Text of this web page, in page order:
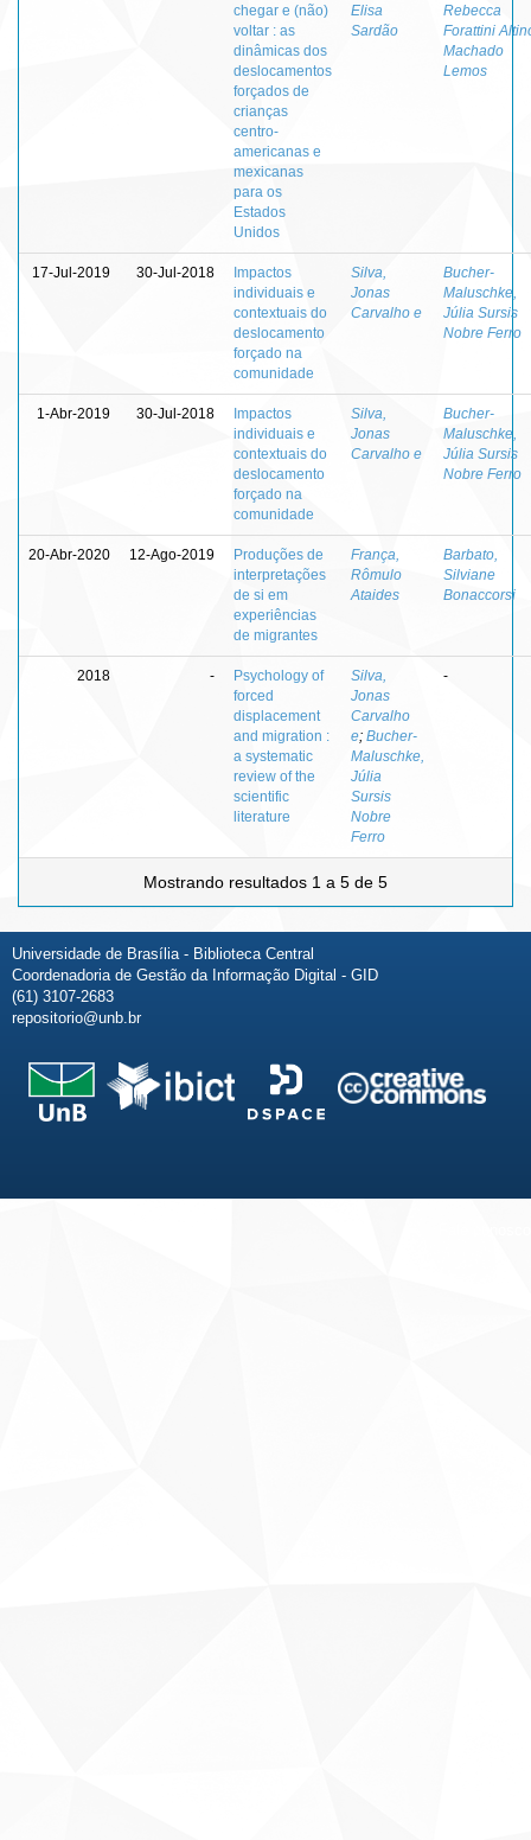
chegar e (não)
voltar : as
dinâmicas dos
deslocamentos
forçados de
crianças
centro-
americanas e
mexicanas
para os
Estados
Unidos
Elisa
Sardão
Rebecca
Forattini
Machado
Lemos
17-Jul-2019 30-Jul-2018
Impactos
individuais e
contextuais do
deslocamento
forçado na
comunidade
Silva,
Jonas
Carvalho e
Bucher-
Maluschke,
Júlia Sursis
Nobre Ferro
1-Abr-2019 30-Jul-2018
Impactos
individuais e
contextuais do
deslocamento
forçado na
comunidade
Silva,
Jonas
Carvalho e
Bucher-
Maluschke,
Júlia Sursis
Nobre Ferro
20-Abr-2020 12-Ago-2019
Produções de
interpretações
de si em
experiências
de migrantes
França,
Rômulo
Ataides
Barbato,
Silviane
Bonaccorsi
2018 -
Psychology of
forced
displacement
and migration :
a systematic
review of the
scientific
literature
Silva,
Jonas
Carvalho
e; Bucher-
Maluschke,
Júlia
Sursis
Nobre
Ferro
-
Mostrando resultados 1 a 5 de 5
Universidade de Brasília - Biblioteca Central
Coordenadoria de Gestão da Informação Digital - GID
(61) 3107-2683
repositorio@unb.br